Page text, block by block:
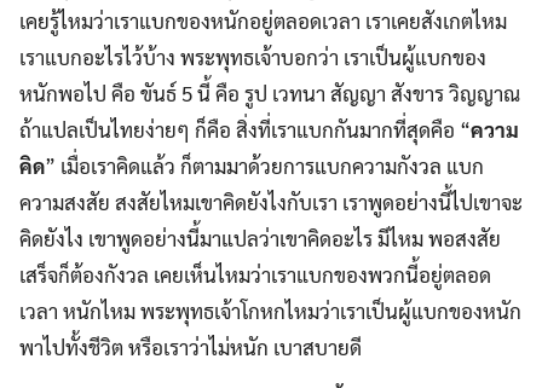
เคยรู้ไหมว่าเราแบกของหนักอยู่ตลอดเวลา เราเคยสังเกตไหม
เราแบกอะไรไว้บ้าง พระพุทธเจ้าบอกว่า เราเป็นผู้แบกของ
หนักพอไป คือ ขันธ์ 5 นี้ คือ รูป เวทนา สัญญา สังขาร วิญญาณ
ถ้าแปลเป็นไทยง่ายๆ ก็คือ สิ่งที่เราแบกกันมากที่สุดคือ “ความ
คิด” เมื่อเราคิดแล้ว ก็ตามมาด้วยการแบกความกังวล แบก
ความสงสัย สงสัยไหมเขาคิดยังไงกับเรา เราพูดอย่างนี้ไปเขาจะ
คิดยังไง เขาพูดอย่างนี้มาแปลว่าเขาคิดอะไร มีไหม พอสงสัย
เสร็จก็ต้องกังวล เคยเห็นไหมว่าเราแบกของพวกนี้อยู่ตลอด
เวลา หนักไหม พระพุทธเจ้าโกหกไหมว่าเราเป็นผู้แบกของหนัก
พาไปทั้งชีวิต หรือเราว่าไม่หนัก เบาสบายดี